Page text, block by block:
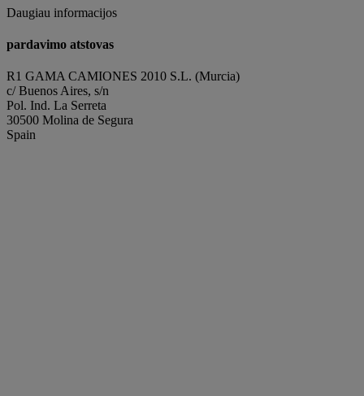
Daugiau informacijos
pardavimo atstovas
R1 GAMA CAMIONES 2010 S.L. (Murcia)
c/ Buenos Aires, s/n
Pol. Ind. La Serreta
30500 Molina de Segura
Spain